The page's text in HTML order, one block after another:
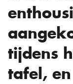
tijdens
tafel,